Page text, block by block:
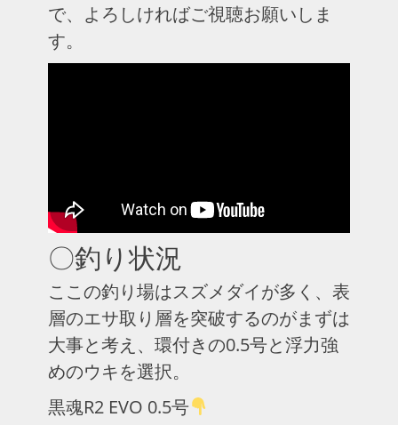
で、よろしければご視聴お願いしま
す。
〇釣り状況
ここの釣り場はスズメダイが多く、表
層のエサ取り層を突破するのがまずは
大事と考え、環付きの0.5号と浮力強
めのウキを選択。
黒魂R2 EVO 0.5号